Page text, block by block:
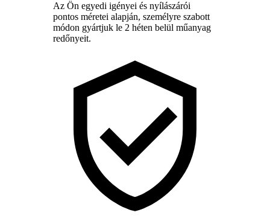
Az Ön egyedi igényei és nyílászárói
pontos méretei alapján, személyre szabott
módon gyártjuk le 2 héten belül műanyag
redőnyeit.